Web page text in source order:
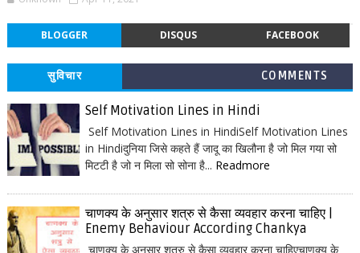
BLOGGER DISQUS FACEBOOK
सुविचार COMMENTS
Self Motivation Lines in Hindi
Self Motivation Lines in HindiSelf Motivation Lines
in Hindiदुनिया जिसे कहते हैं जादू का खिलौना है जो मिल गया सो
मिटटी है जो न मिला सो सोना है... Readmore
चाणक्य के अनुसार शत्रु से कैसा व्यवहार करना चाहिए |
Enemy Behaviour According Chankya
चाणक्य के अनुसार शत्रु से कैसा व्यवहार करना चाहिएचाणक्य के